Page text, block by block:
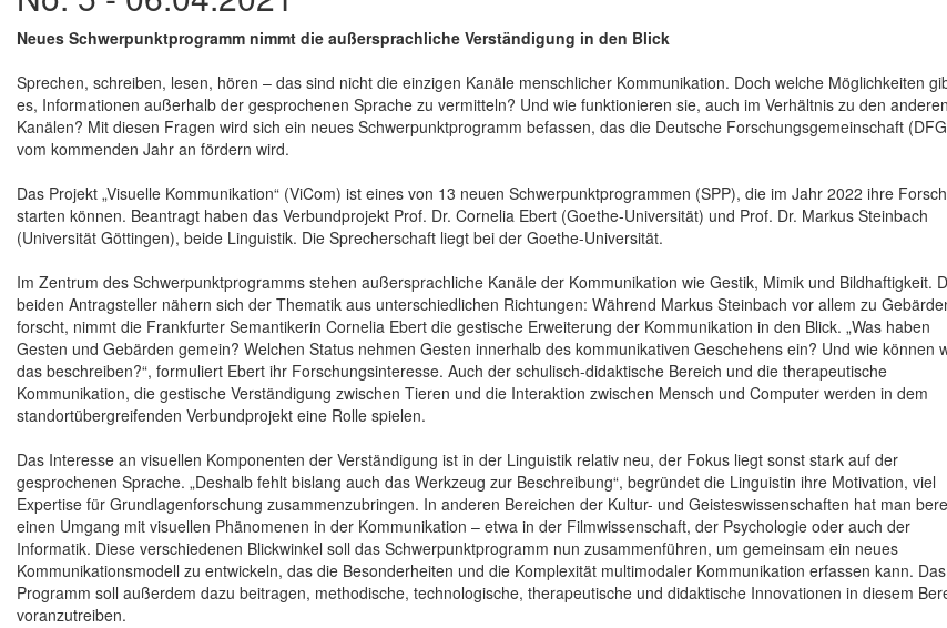
Neues Schwerpunktprogramm nimmt die außersprachliche Verständigung in den Blick
Sprechen, schreiben, lesen, hören – das sind nicht die einzigen Kanäle menschlicher Kommunikation. Doch welche Möglichkeiten
es, Informationen außerhalb der gesprochenen Sprache zu vermitteln? Und wie funktionieren sie, auch im Verhältnis zu den anderen
Kanälen? Mit diesen Fragen wird sich ein neues Schwerpunktprogramm befassen, das die Deutsche Forschungsgemeinschaft
vom kommenden Jahr an fördern wird.
Das Projekt „Visuelle Kommunikation“ (ViCom) ist eines von 13 neuen Schwerpunktprogrammen (SPP), die im Jahr 2022 ihre
starten können. Beantragt haben das Verbundprojekt Prof. Dr. Cornelia Ebert (Goethe-Universität) und Prof. Dr. Markus Steinbach
(Universität Göttingen), beide Linguistik. Die Sprecherschaft liegt bei der Goethe-Universität.
Im Zentrum des Schwerpunktprogramms stehen außersprachliche Kanäle der Kommunikation wie Gestik, Mimik und Bildhaftigkeit.
beiden Antragsteller nähern sich der Thematik aus unterschiedlichen Richtungen: Während Markus Steinbach vor allem zu
forscht, nimmt die Frankfurter Semantikerin Cornelia Ebert die gestische Erweiterung der Kommunikation in den Blick. „Was haben
Gesten und Gebärden gemein? Welchen Status nehmen Gesten innerhalb des kommunikativen Geschehens ein? Und wie können
das beschreiben?“, formuliert Ebert ihr Forschungsinteresse. Auch der schulisch-didaktische Bereich und die therapeutische
Kommunikation, die gestische Verständigung zwischen Tieren und die Interaktion zwischen Mensch und Computer werden in dem
standortübergreifenden Verbundprojekt eine Rolle spielen.
Das Interesse an visuellen Komponenten der Verständigung ist in der Linguistik relativ neu, der Fokus liegt sonst stark auf der
gesprochenen Sprache. „Deshalb fehlt bislang auch das Werkzeug zur Beschreibung“, begründet die Linguistin ihre Motivation, viel
Expertise für Grundlagenforschung zusammenzubringen. In anderen Bereichen der Kultur- und Geisteswissenschaften hat man
einen Umgang mit visuellen Phänomenen in der Kommunikation – etwa in der Filmwissenschaft, der Psychologie oder auch der
Informatik. Diese verschiedenen Blickwinkel soll das Schwerpunktprogramm nun zusammenführen, um gemeinsam ein neues
Kommunikationsmodell zu entwickeln, das die Besonderheiten und die Komplexität multimodaler Kommunikation erfassen kann. Das
Programm soll außerdem dazu beitragen, methodische, technologische, therapeutische und didaktische Innovationen in diesem
voranzutreiben.